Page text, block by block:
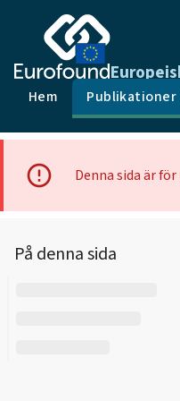
Hem
Publikationer
Denna sida är
På denna sida